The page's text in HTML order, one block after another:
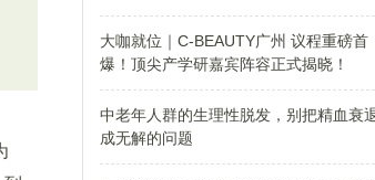
大咖就位｜C-BEAUTY广州 议程重磅首
爆！顶尖产学研嘉宾阵容正式揭晓！
中老年人群的生理性脱发，别把精血衰
成无解的问题